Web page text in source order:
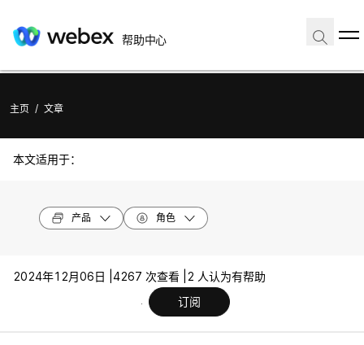
帮助中心
主页 / 文章
本文适用于：
产品 角色
2024年12月06日 | 4267 次查看 |
2 人认为有帮助
订阅